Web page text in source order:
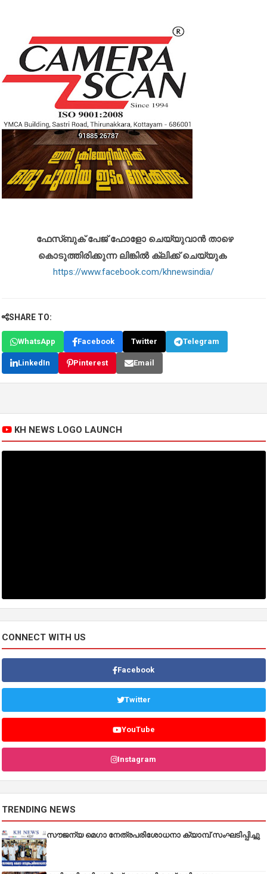
ഫേസ്ബുക് പേജ് ഫോളോ ചെയ്യുവാൻ താഴെ
കൊടുത്തിരിക്കുന്ന ലിങ്കിൽ ക്ലിക്ക് ചെയ്യുക
https://www.facebook.com/khnewsindia/
SHARE TO:
WhatsApp Facebook Twitter Telegram
LinkedIn Pinterest Email
KH NEWS LOGO LAUNCH
CONNECT WITH US
Facebook
Twitter
YouTube
Instagram
TRENDING NEWS
സൗജന്യ മെഗാ നേത്രപരിശോധനാ ക്യാമ്പ് സംഘടിപ്പിച്ചു